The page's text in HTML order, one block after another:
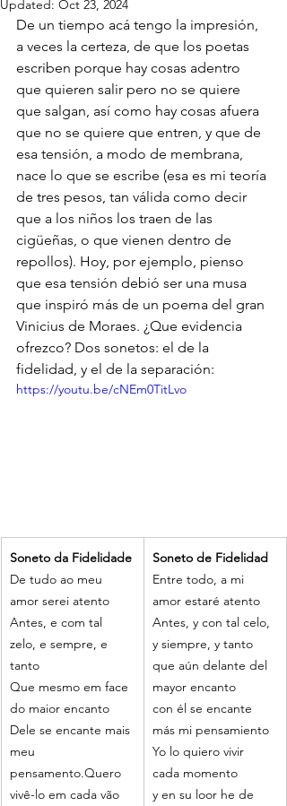
Updated: Oct 23, 2024
De un tiempo acá tengo la impresión,
a veces la certeza, de que los poetas
escriben porque hay cosas adentro
que quieren salir pero no se quiere
que salgan, así como hay cosas afuera
que no se quiere que entren, y que de
esa tensión, a modo de membrana,
nace lo que se escribe (esa es mi teoría
de tres pesos, tan válida como decir
que a los niños los traen de las
cigüeñas, o que vienen dentro de
repollos). Hoy, por ejemplo, pienso
que esa tensión debió ser una musa
que inspiró más de un poema del gran
Vinicius de Moraes. ¿Que evidencia
ofrezco? Dos sonetos: el de la
fidelidad, y el de la separación:
https://youtu.be/cNEm0TitLvo
Soneto da Fidelidade
De tudo ao meu
amor serei atento
Antes, e com tal
zelo, e sempre, e
tanto
Que mesmo em face
do maior encanto
Dele se encante mais
meu
pensamento.Quero
vivê-lo em cada vão
Soneto de Fidelidad
Entre todo, a mi
amor estaré atento
Antes, y con tal celo,
y siempre, y tanto
que aún delante del
mayor encanto
con él se encante
más mi pensamiento
Yo lo quiero vivir
cada momento
y en su loor he de